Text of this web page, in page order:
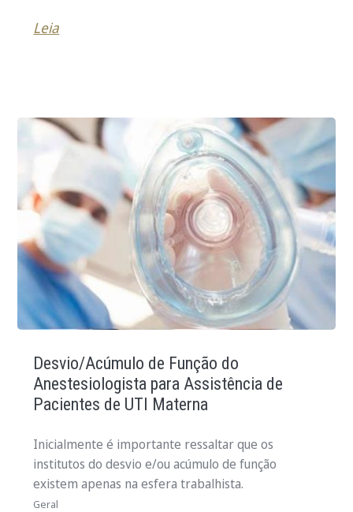
Leia
Desvio/Acúmulo de Função do
Anestesiologista para Assistência de
Pacientes de UTI Materna
Inicialmente é importante ressaltar que os
institutos do desvio e/ou acúmulo de função
existem apenas na esfera trabalhista.
Geral